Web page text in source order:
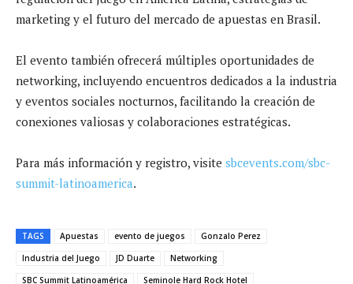
marketing y el futuro del mercado de apuestas en Brasil.
El evento también ofrecerá múltiples oportunidades de
networking, incluyendo encuentros dedicados a la industria
y eventos sociales nocturnos, facilitando la creación de
conexiones valiosas y colaboraciones estratégicas.
Para más información y registro, visite sbcevents.com/sbc-
summit-latinoamerica.
TAGS Apuestas evento de juegos
Gonzalo Perez
Industria del Juego
JD Duarte
Networking
SBC Summit Latinoamérica
Seminole Hard Rock Hotel